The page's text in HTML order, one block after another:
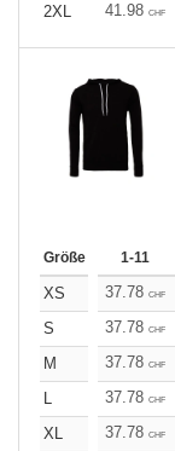
2XL
41.98 CHF
Größe 1-11
XS 37.78 CHF
S
37.78 CHF
M
37.78 CHF
L
37.78 CHF
XL
37.78 CHF